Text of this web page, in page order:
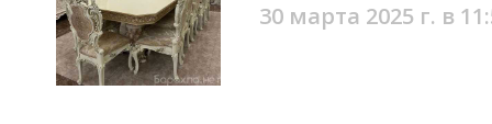
30 марта 2025 г. в